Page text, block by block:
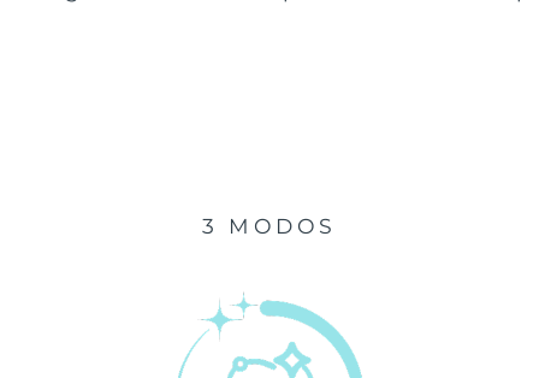
3 MODOSEntrega prevista
Entrega prevista